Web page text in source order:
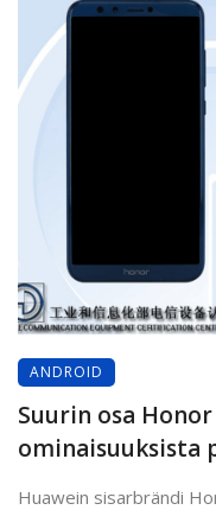
ANDROID
Suurin osa
ominaisuuksista
Huawein sisarbrändi